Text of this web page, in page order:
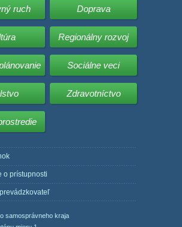
ruch Doprava
Regionálny rozvoj
Sociálne veci
Zdravotníctvo
o prístupnosti
samosprávneho kraja